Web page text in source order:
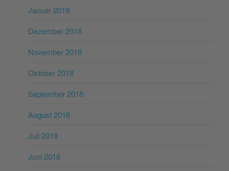
Januar 2019
Dezember 2018
November 2018
Oktober 2018
September 2018
August 2018
Juli 2018
Juni 2018